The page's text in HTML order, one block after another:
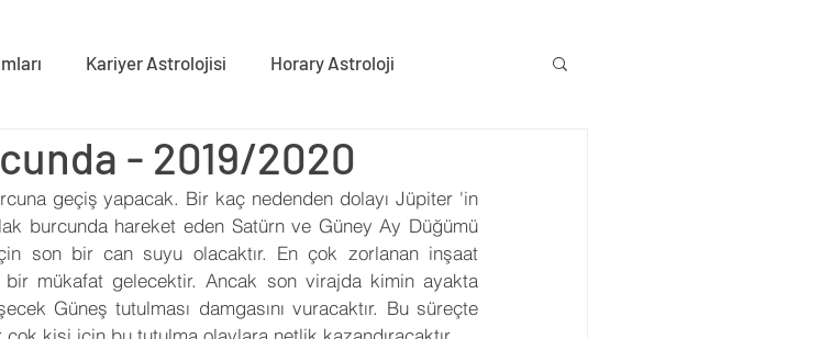
Kariyer Astrolojisi Horary Astroloji
Burçlar Pratik Astroloji Aylık Burç Yorumları
Futbol KronosTakvim Gezegenler Retro
Medikal Astroloji Transit Açıları Açılar
- 2019/2020
geçiş yapacak. Bir kaç nedenden dolayı Jüpiter 'in
burcunda hareket eden Satürn ve Güney Ay Düğümü
son bir can suyu olacaktır. En çok zorlanan inşaat
mükafat gelecektir. Ancak son virajda kimin ayakta
Güneş tutulması damgasını vuracaktır. Bu süreçte